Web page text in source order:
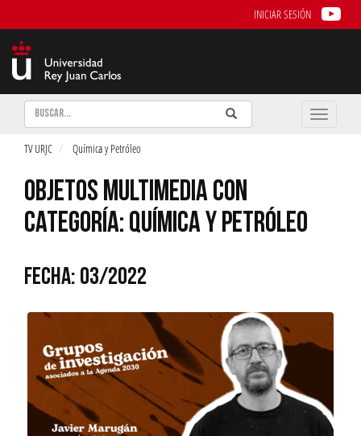
INICIAR SESIÓN
Buscar Enviar
Buscar
Toggle
TV URJC Química y Petróleo
OBJETOS MULTIMEDIA CON
CATEGORÍA: QUÍMICA Y PETRÓLEO
FECHA: 03/2022